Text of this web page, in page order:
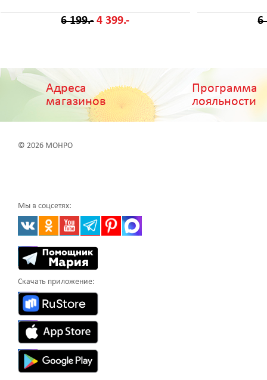
6 199.- 4 399.- 6
Адреса
магазинов
Программа
лояльности
© 2026 МОНРО
Мы в соцсетях:
Скачать приложение: